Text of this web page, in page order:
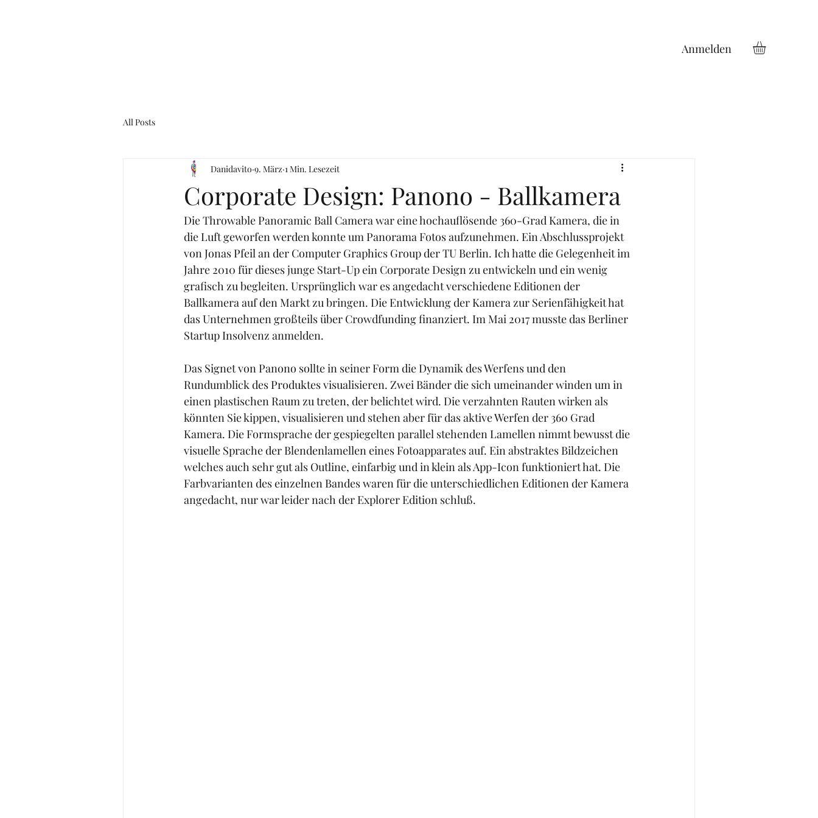
Anmelden
All Posts
Corporate Design: Panono - Ballkamera
Danidavito 9. März 1 Min. Lesezeit
Die Throwable Panoramic Ball Camera war eine hochauflösende 360-Grad Kamera, die in
die Luft geworfen werden konnte um Panorama Fotos aufzunehmen. Ein Abschlussprojekt
von Jonas Pfeil an der Computer Graphics Group der TU Berlin. Ich hatte die Gelegenheit im
Jahre 2010 für dieses junge Start-Up ein Corporate Design zu entwickeln und ein wenig
grafisch zu begleiten. Ursprünglich war es angedacht verschiedene Editionen der
Ballkamera auf den Markt zu bringen. Die Entwicklung der Kamera zur Serienfähigkeit hat
das Unternehmen großteils über Crowdfunding finanziert. Im Mai 2017 musste das Berliner
Startup Insolvenz anmelden.
Das Signet von Panono sollte in seiner Form die Dynamik des Werfens und den
Rundumblick des Produktes visualisieren. Zwei Bänder die sich umeinander winden um in
einen plastischen Raum zu treten, der belichtet wird. Die verzahnten Rauten wirken als
könnten Sie kippen, visualisieren und stehen aber für das aktive Werfen der 360 Grad
Kamera. Die Formsprache der gespiegelten parallel stehenden Lamellen nimmt bewusst die
visuelle Sprache der Blendenlamellen eines Fotoapparates auf. Ein abstraktes Bildzeichen
welches auch sehr gut als Outline, einfarbig und in klein als App-Icon funktioniert hat. Die
Farbvarianten des einzelnen Bandes waren für die unterschiedlichen Editionen der Kamera
angedacht, nur war leider nach der Explorer Edition schluß.